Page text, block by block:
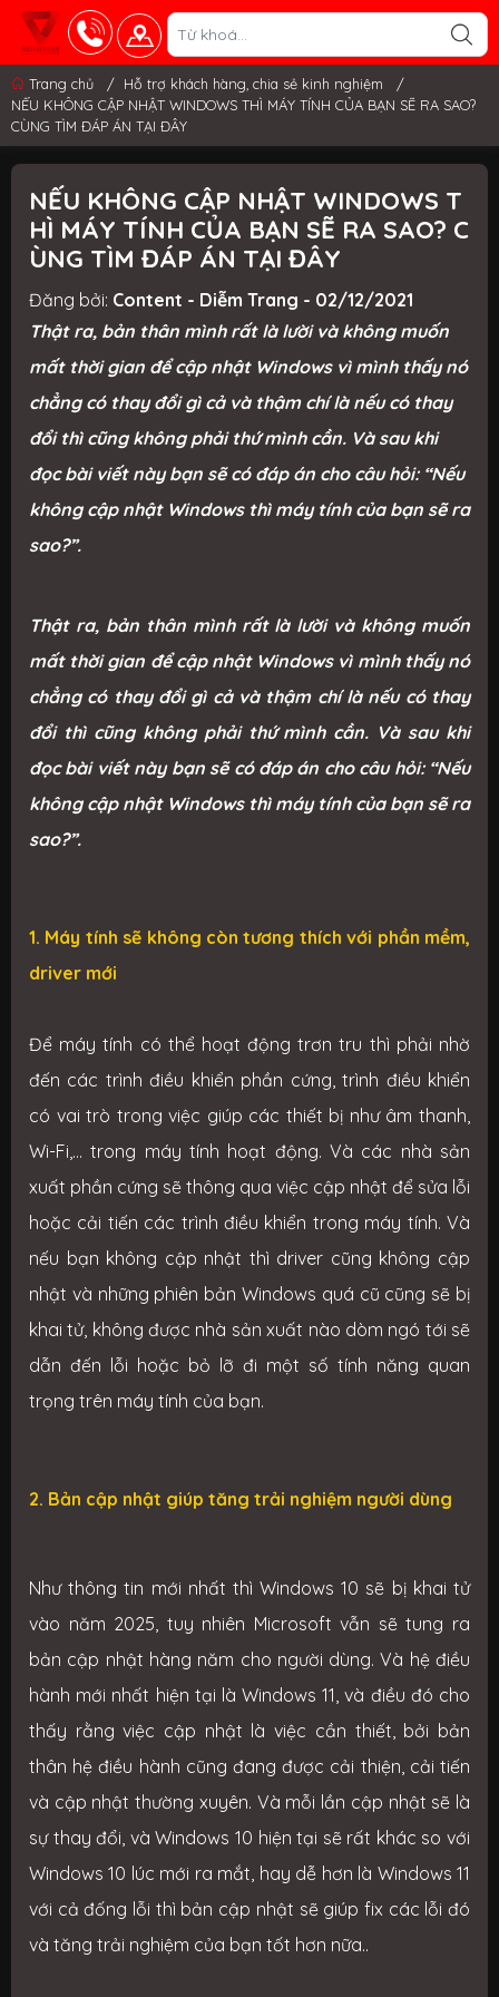
Trang chủ / Hỗ trợ khách hàng, chia sẻ kinh nghiệm
/
NẾU KHÔNG CẬP NHẬT WINDOWS THÌ MÁY TÍNH CỦA BẠN SẼ RA SAO?
CÙNG TÌM ĐÁP ÁN TẠI ĐÂY
NẾU KHÔNG CẬP NHẬT WINDOWS T
HÌ MÁY TÍNH CỦA BẠN SẼ RA SAO? C
ÙNG TÌM ĐÁP ÁN TẠI ĐÂY
Đăng bởi: Content - Diễm Trang - 02/12/2021
Thật ra, bản thân mình rất là lười và không muốn
mất thời gian để cập nhật Windows vì mình thấy nó
chẳng có thay đổi gì cả và thậm chí là nếu có thay
đổi thì cũng không phải thứ mình cần. Và sau khi
đọc bài viết này bạn sẽ có đáp án cho câu hỏi: “Nếu
không cập nhật Windows thì máy tính của bạn sẽ ra
sao?”.
Thật ra, bản thân mình rất là lười và không muốn
mất thời gian để cập nhật Windows vì mình thấy nó
chẳng có thay đổi gì cả và thậm chí là nếu có thay
đổi thì cũng không phải thứ mình cần. Và sau khi
đọc bài viết này bạn sẽ có đáp án cho câu hỏi: “Nếu
không cập nhật Windows thì máy tính của bạn sẽ ra
sao?”.
1. Máy tính sẽ không còn tương thích với phần mềm,
driver mới
Để máy tính có thể hoạt động trơn tru thì phải nhờ
đến các trình điều khiển phần cứng, trình điều khiển
có vai trò trong việc giúp các thiết bị như âm thanh,
Wi-Fi,... trong máy tính hoạt động. Và các nhà sản
xuất phần cứng sẽ thông qua việc cập nhật để sửa lỗi
hoặc cải tiến các trình điều khiển trong máy tính. Và
nếu bạn không cập nhật thì driver cũng không cập
nhật và những phiên bản Windows quá cũ cũng sẽ bị
khai tử, không được nhà sản xuất nào dòm ngó tới sẽ
dẫn đến lỗi hoặc bỏ lỡ đi một số tính năng quan
trọng trên máy tính của bạn.
2. Bản cập nhật giúp tăng trải nghiệm người dùng
Như thông tin mới nhất thì Windows 10 sẽ bị khai tử
vào năm 2025, tuy nhiên Microsoft vẫn sẽ tung ra
bản cập nhật hàng năm cho người dùng. Và hệ điều
hành mới nhất hiện tại là Windows 11, và điều đó cho
thấy rằng việc cập nhật là việc cần thiết, bởi bản
thân hệ điều hành cũng đang được cải thiện, cải tiến
và cập nhật thường xuyên. Và mỗi lần cập nhật sẽ là
sự thay đổi, và Windows 10 hiện tại sẽ rất khác so với
Windows 10 lúc mới ra mắt, hay dễ hơn là Windows 11
với cả đống lỗi thì bản cập nhật sẽ giúp fix các lỗi đó
và tăng trải nghiệm của bạn tốt hơn nữa..